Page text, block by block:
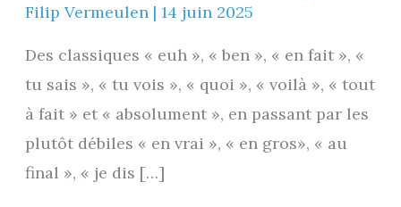
Filip Vermeulen | 14 juin 2025
Des classiques « euh », « ben », « en fait », «
tu sais », « tu vois », « quoi », « voilà », « tout
à fait » et « absolument », en passant par les
plutôt débiles « en vrai », « en gros», « au
final », « je dis […]